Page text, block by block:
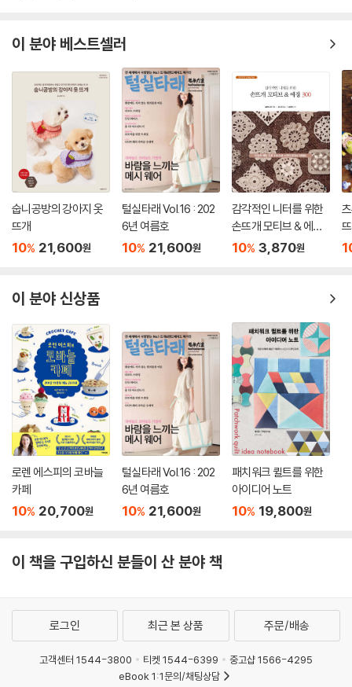
이 분야 베스트셀러
숩니공방의 강아지 옷
뜨개
10% 21,600원
털실타래 Vol.16 : 202
6년 여름호
10% 21,600원
감각적인 니터를 위한
손뜨개 모티브 & 에징
300
10% 3,870원
이 분야 신상품
로렌 에스피의 코바늘
카페
10% 20,700원
털실타래 Vol.16 : 202
6년 여름호
10% 21,600원
패치워크 퀼트를 위한
아이디어 노트
10% 19,800원
이 책을 구입하신 분들이 산 분야 책
로그인 최근 본 상품 주문/배송
고객센터 1544-3800 티켓 1544-6399
중고샵 1566-4295
eBook 1:1문의/채팅상담